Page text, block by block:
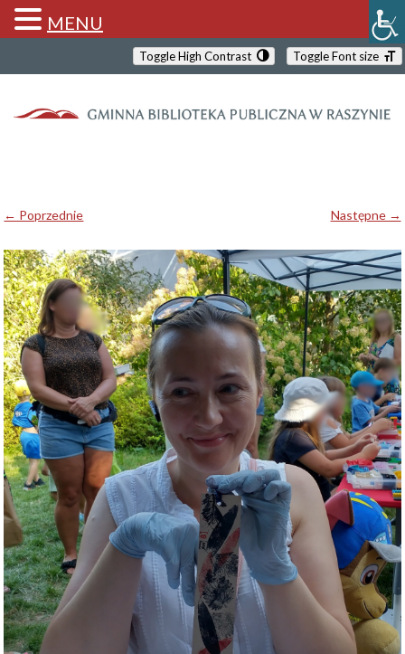
Toggle High Contrast Toggle Font size
← Poprzednie Następne →
MENU